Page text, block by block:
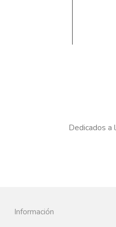
Dedicados a
Información